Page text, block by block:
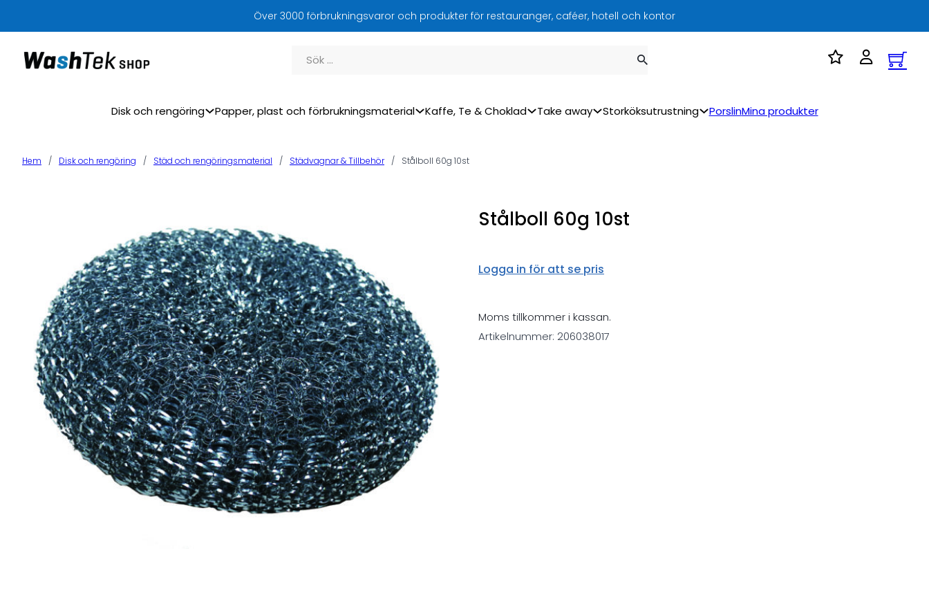
Över 3000 förbrukningsvaror och produkter för restauranger, caféer, hotell och kontor
Sök
Disk och rengöring Papper, plast och förbrukningsmaterial Kaffe, Te & Choklad Take away Storköksutrustning PorslinMina produkter
Hem / Disk och rengöring / Städ och rengöringsmaterial / Städvagnar & Tillbehör / Stålboll 60g 10st
Stålboll 60g 10st
Logga in för att se pris
Moms tillkommer i kassan.
Artikelnummer: 206038017